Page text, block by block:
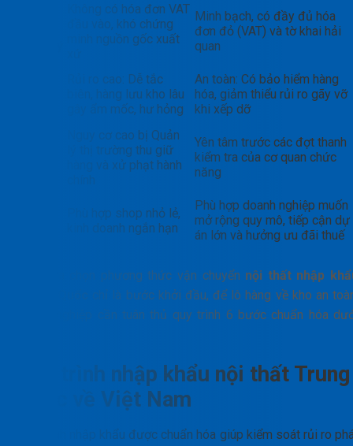
Không có hóa đơn VAT
đầu vào, khó chứng
minh nguồn gốc xuất
Minh bạch, có đầy đủ hóa
đơn đỏ (VAT) và tờ khai hải
quan
Rủi ro cao: Dễ tắc
biên, hàng lưu kho lâu
gây ẩm mốc, hư hỏng
An toàn: Có bảo hiểm hàng
hóa, giảm thiểu rủi ro gãy vỡ
khi xếp dỡ
Nguy cơ cao bị Quản
lý thị trường thu giữ
hàng và xử phạt hành
Yên tâm trước các đợt thanh
kiểm tra của cơ quan chức
năng
Phù hợp shop nhỏ lẻ,
kinh doanh ngắn hạn
Phù hợp doanh nghiệp muốn
mở rộng quy mô, tiếp cận dự
án lớn và hưởng ưu đãi thuế
Việc lựa chọn phương thức vận chuyển nội thất nhập
chỉ là bước khởi đầu, để lô hàng về kho an
doanh nghiệp cần tuân thủ quy trình 6 bước chuẩn hóa
Quy trình nhập khẩu nội thất Trung
Quốc về Việt Nam
Quy trình nhập khẩu được chuẩn hóa giúp kiểm soát rủi ro